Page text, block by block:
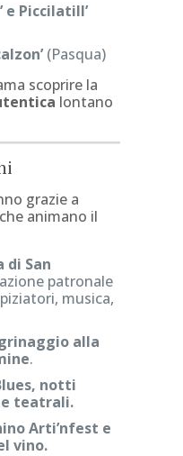
e Piccilatill’
(Pasqua)
scoprire la
lontano
grazie a
animano il
di San
patronale
musica,
alla
.
notti
teatrali.
Arti’nfest e
vino.